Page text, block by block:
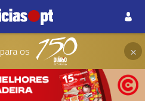
para os ×